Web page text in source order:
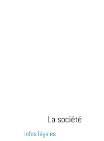
La société
Infos légales